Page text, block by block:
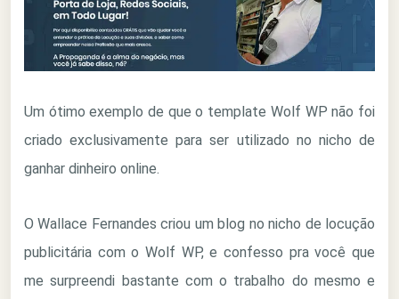
Um ótimo exemplo de que o template Wolf WP não foi
criado exclusivamente para ser utilizado no nicho de
ganhar dinheiro online.
O Wallace Fernandes criou um blog no nicho de locução
publicitária com o Wolf WP, e confesso pra você que
me surpreendi bastante com o trabalho do mesmo e